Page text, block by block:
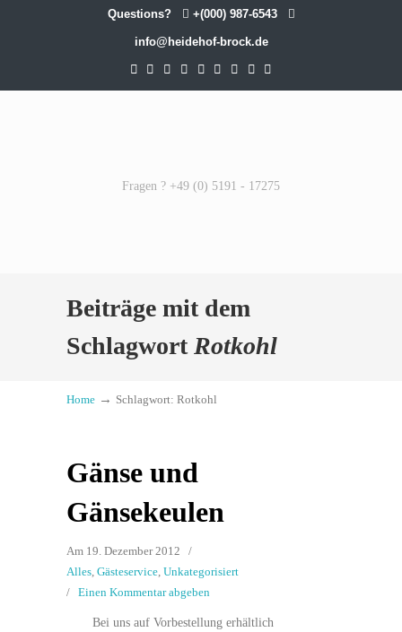
Questions? +(000) 987-6543
info@heidehof-brock.de
Fragen ? +49 (0) 5191 - 17275
Beiträge mit dem
Schlagwort Rotkohl
Home → Schlagwort: Rotkohl
Gänse und
Gänsekeulen
Am 19. Dezember 2012
/
Alles, Gästeservice, Unkategorisiert
/ Einen Kommentar abgeben
Bei uns auf Vorbestellung erhältlich